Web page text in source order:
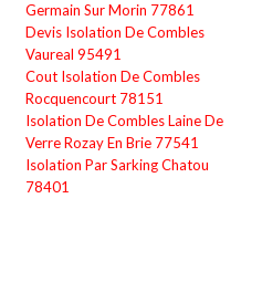
Germain Sur Morin 77861
Devis Isolation De Combles
Vaureal 95491
Cout Isolation De Combles
Rocquencourt 78151
Isolation De Combles Laine De
Verre Rozay En Brie 77541
Isolation Par Sarking Chatou
78401